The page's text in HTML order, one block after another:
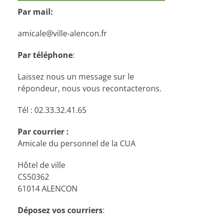
Par mail:
amicale@ville-alencon.fr
Par téléphone:
Laissez nous un message sur le
répondeur, nous vous recontacterons.
Tél : 02.33.32.41.65
Par courrier :
Amicale du personnel de la CUA
Hôtel de ville
CS50362
61014 ALENCON
Déposez vos courriers: